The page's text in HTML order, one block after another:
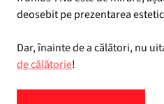
deosebit pe prezentarea
Dar, înainte de a călători, nu
de călătorie!